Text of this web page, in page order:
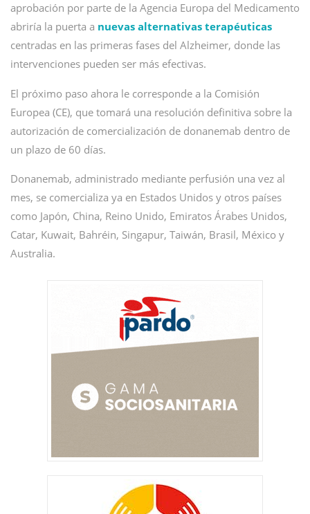
aprobación por parte de la Agencia Europa del Medicamento
abriría la puerta a nuevas alternativas terapéuticas
centradas en las primeras fases del Alzheimer, donde las
intervenciones pueden ser más efectivas.
El próximo paso ahora le corresponde a la Comisión
Europea (CE), que tomará una resolución definitiva sobre la
autorización de comercialización de donanemab dentro de
un plazo de 60 días.
Donanemab, administrado mediante perfusión una vez al
mes, se comercializa ya en Estados Unidos y otros países
como Japón, China, Reino Unido, Emiratos Árabes Unidos,
Catar, Kuwait, Bahréin, Singapur, Taiwán, Brasil, México y
Australia.